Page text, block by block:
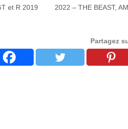
et R 2019
2022 – THE BEAST,
Partagez